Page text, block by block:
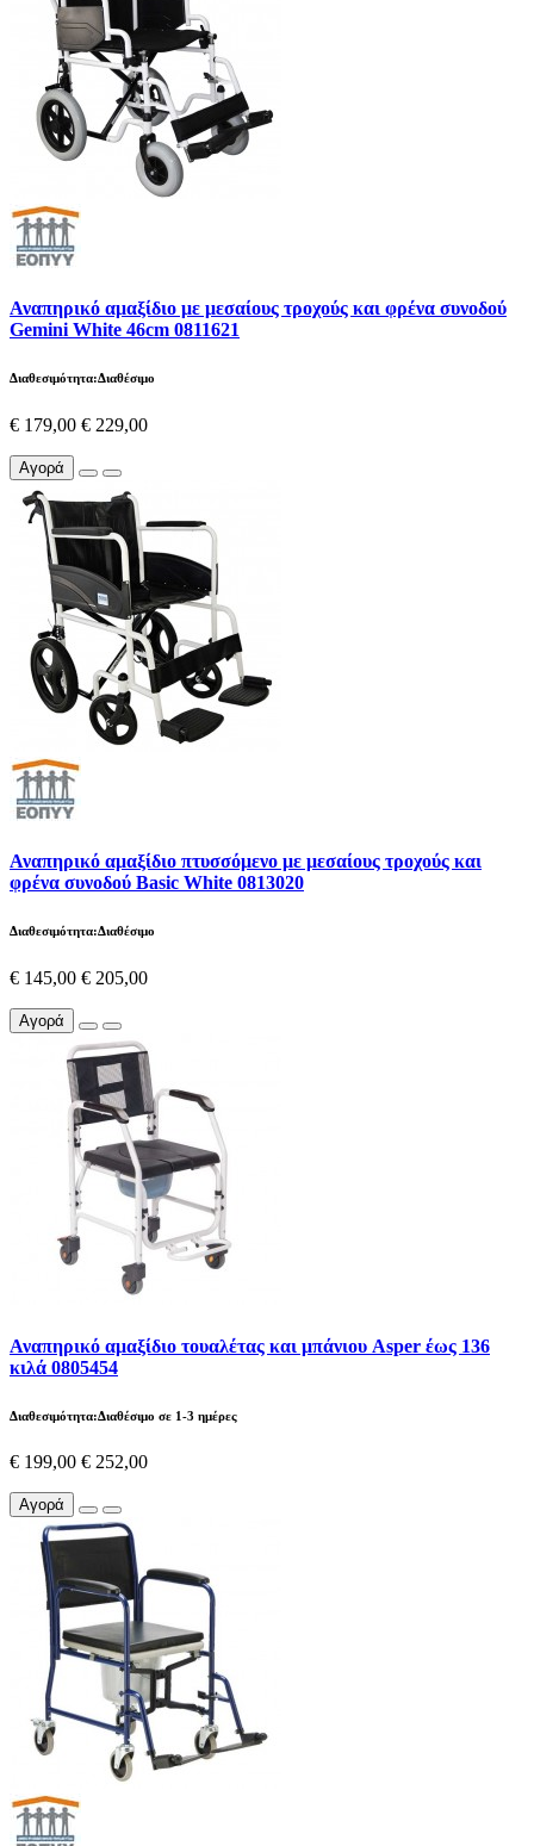
Αναπηρικό αμαξίδιο με μεσαίους τροχούς και φρένα συνοδού
Gemini White 46cm 0811621
Διαθεσιμότητα:Διαθέσιμο
€ 179,00 € 229,00
Αγορά
Αναπηρικό αμαξίδιο πτυσσόμενο με μεσαίους τροχούς και
φρένα συνοδού Basic White 0813020
Διαθεσιμότητα:Διαθέσιμο
€ 145,00 € 205,00
Αγορά
Αναπηρικό αμαξίδιο τουαλέτας και μπάνιου Asper έως 136
κιλά 0805454
Διαθεσιμότητα:Διαθέσιμο σε 1-3 ημέρες
€ 199,00 € 252,00
Αγορά